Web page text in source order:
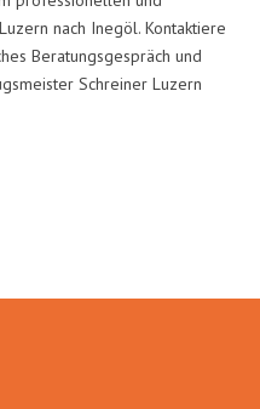
nach Inegöl. Kontaktiere
Beratungsgespräch und
Schreiner Luzern